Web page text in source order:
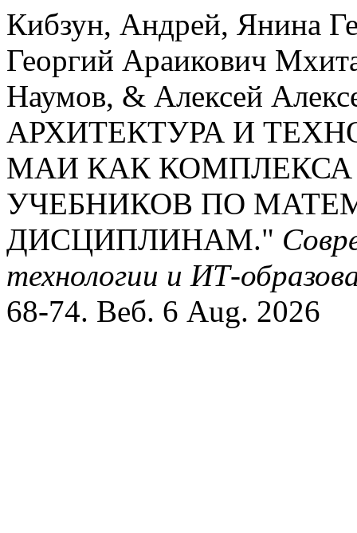
Кибзун, Андрей, Янина
Георгий Араикович
Наумов, & Алексей
АРХИТЕКТУРА И
МАИ КАК
УЧЕБНИКОВ ПО
ДИСЦИПЛИНАМ."
технологии и ИТ-
68-74. Веб. 6 Aug. 2026